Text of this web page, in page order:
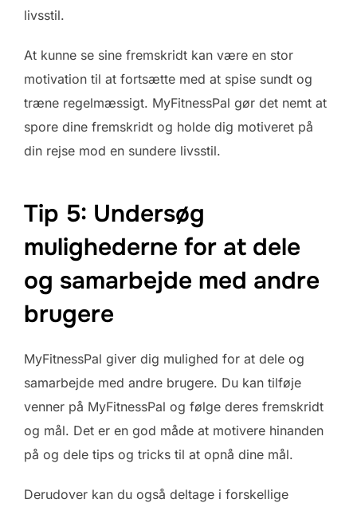
livsstil.
At kunne se sine fremskridt kan være en stor
motivation til at fortsætte med at spise sundt og
træne regelmæssigt. MyFitnessPal gør det nemt at
spore dine fremskridt og holde dig motiveret på
din rejse mod en sundere livsstil.
Tip 5: Undersøg
mulighederne for at dele
og samarbejde med andre
brugere
MyFitnessPal giver dig mulighed for at dele og
samarbejde med andre brugere. Du kan tilføje
venner på MyFitnessPal og følge deres fremskridt
og mål. Det er en god måde at motivere hinanden
på og dele tips og tricks til at opnå dine mål.
Derudover kan du også deltage i forskellige